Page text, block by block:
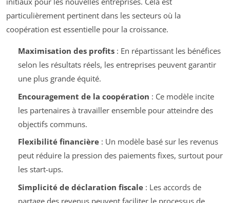
particulièrement pertinent dans les secteurs où la
coopération est essentielle pour la croissance.
Maximisation des profits: En répartissant les bénéfices
selon les résultats réels, les entreprises peuvent garantir
une plus grande équité.
Encouragement de la coopération : Ce modèle incite
les partenaires à travailler ensemble pour atteindre des
objectifs communs.
Flexibilité financière: Un modèle basé sur les revenus
peut réduire la pression des paiements fixes, surtout pour
les start-ups.
Simplicité de déclaration fiscale: Les accords de
partage des revenus peuvent faciliter le processus de